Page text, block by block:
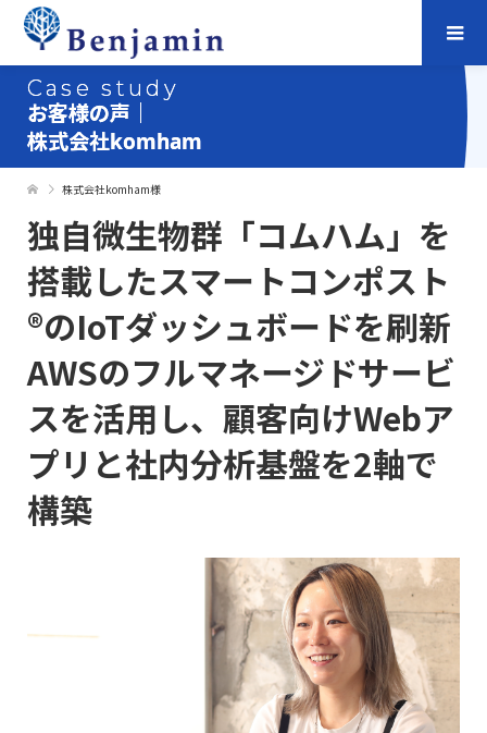
Case study
お客様の声｜
株式会社komham
株式会社komham様
独自微生物群「コムハム」を
搭載したスマートコンポスト
®のIoTダッシュボードを刷新
AWSのフルマネージドサービ
スを活用し、顧客向けWebア
プリと社内分析基盤を2軸で
構築